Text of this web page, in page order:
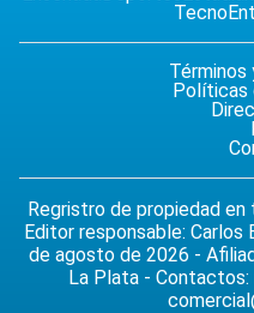
Tecno
Términos
Políticas
Regristro de propiedad
Editor responsable: Carlos
de agosto de 2026 -
La Plata - Contactos: